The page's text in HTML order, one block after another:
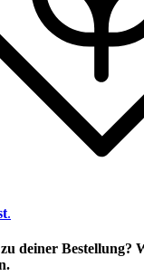
.
deiner Bestellung?